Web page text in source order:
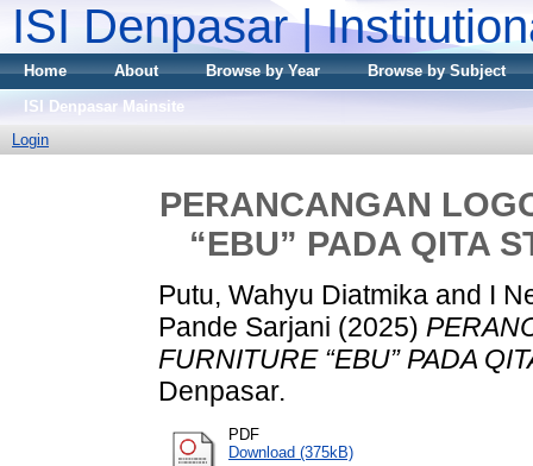
ISI Denpasar |
Home About Browse by Year
Browse by Subject
ISI Denpasar Mainsite
Login
PERANCANGAN
“EBU” PADA QITA
Putu, Wahyu Diatmika and I
Pande Sarjani (2025)
FURNITURE “EBU” PADA
Denpasar.
PDF
Download (375kB)